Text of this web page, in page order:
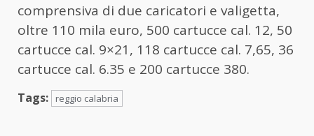
comprensiva di due caricatori e valigetta,
oltre 110 mila euro, 500 cartucce cal. 12, 50
cartucce cal. 9×21, 118 cartucce cal. 7,65, 36
cartucce cal. 6.35 e 200 cartucce 380.
Tags: reggio calabria